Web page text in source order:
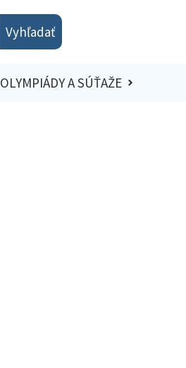
Vyhľadať
OLYMPIÁDY A SÚŤAŽE